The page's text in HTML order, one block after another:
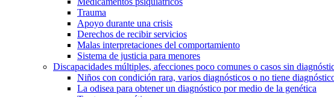
Trauma
Apoyo durante una crisis
Derechos de recibir servicios
Malas interpretaciones del comportamiento
Sistema de justicia para menores
Discapacidades múltiples, afecciones poco comunes o casos sin
Niños con condición rara, varios diagnósticos o no tiene
La odisea para obtener un diagnóstico por medio de la genética